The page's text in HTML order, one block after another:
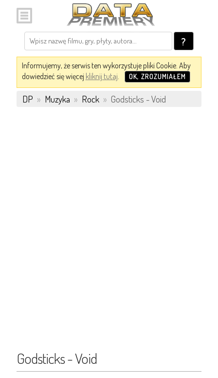
?
Informujemy, że serwis ten wykorzystuje pliki Cookie. Aby
dowiedzieć się więcej kliknij tutaj. OK, ZROZUMIAŁEM
DP » Muzyka » Rock » Godsticks - Void
Godsticks - Void